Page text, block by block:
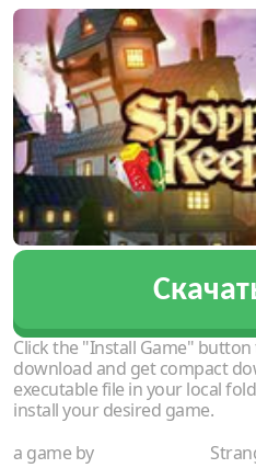
Click the "Install Game"
download and get compact
executable file in your local
install your desired game.
a game by